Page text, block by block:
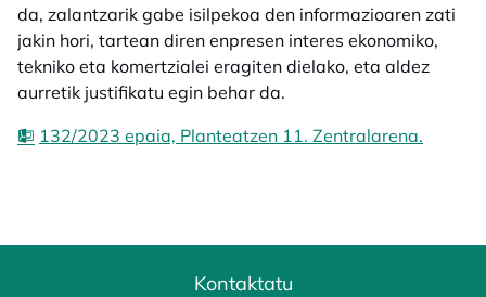
da, zalantzarik gabe isilpekoa den informazioaren zati
jakin hori, tartean diren enpresen interes ekonomiko,
tekniko eta komertzialei eragiten dielako, eta aldez
aurretik justifikatu egin behar da.
132/2023 epaia, Planteatzen 11. Zentralarena.
Kontaktatu